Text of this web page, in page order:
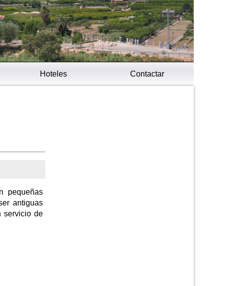
Hoteles Contactar
pequeñas
antiguas
servicio de